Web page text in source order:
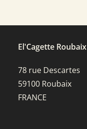
El'Cagette Roubaix
78 rue Descartes
59100 Roubaix
FRANCE